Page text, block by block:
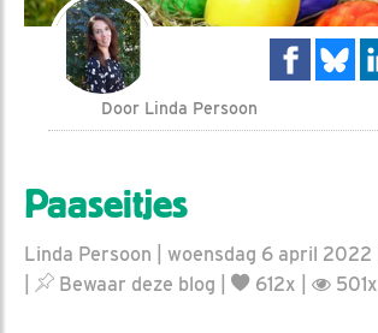
Door Linda Persoon
Paaseitjes
Linda Persoon | woensdag 6 april 2022 |
Bewaar deze blog 612x | 501x